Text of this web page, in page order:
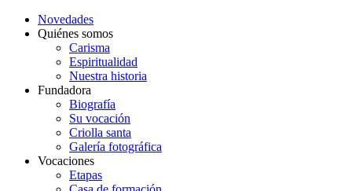
Novedades
Quiénes somos
Carisma
Espiritualidad
Nuestra historia
Fundadora
Biografía
Su vocación
Criolla santa
Galería fotográfica
Vocaciones
Etapas